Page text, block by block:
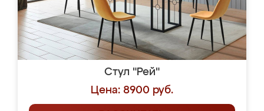
Стул "Рей"
Цена: 8900 руб.